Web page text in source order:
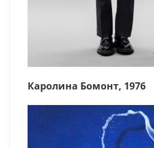
Каролина Бомонт, 1976